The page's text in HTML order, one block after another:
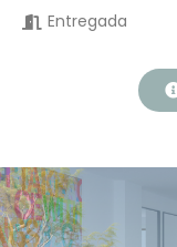
Entregada